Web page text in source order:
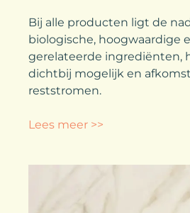
Bij alle producten ligt de
biologische, hoogwaardige
gerelateerde ingrediënten,
dichtbij mogelijk en
reststromen.
Lees meer >>